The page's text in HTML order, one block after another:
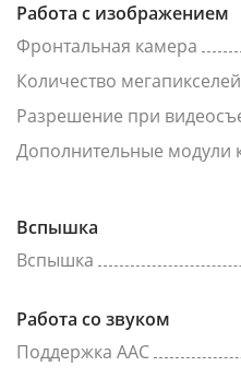
Работа с изображением
Фронтальная камера
Количество
Разрешение при
Дополнительные модули
Вспышка
Вспышка
Работа со звуком
Поддержка AAC